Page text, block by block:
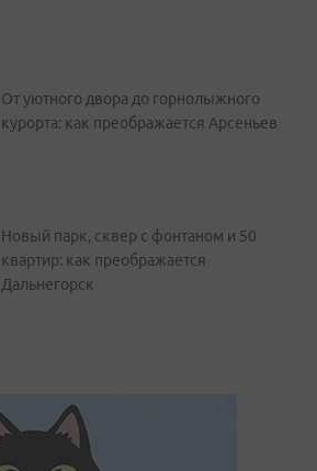
От уютного двора до горнолыжного
курорта: как преображается Арсеньев
Новый парк, сквер с фонтаном и 50
квартир: как преображается
Дальнегорск